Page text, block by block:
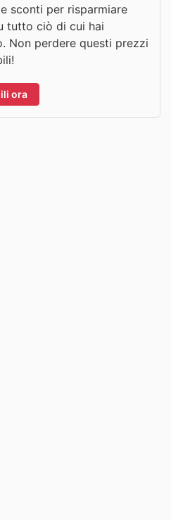
sconti per risparmiare
tutto ciò di cui hai
Non perdere questi prezzi
ora